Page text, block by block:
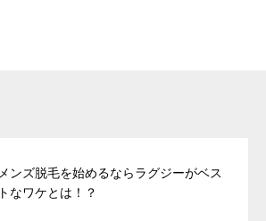
メンズ脱毛を始めるならラグジーがベス
トなワケとは！？